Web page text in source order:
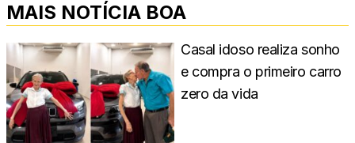
MAIS NOTÍCIA BOA
Casal idoso realiza sonho
e compra o primeiro carro
zero da vida